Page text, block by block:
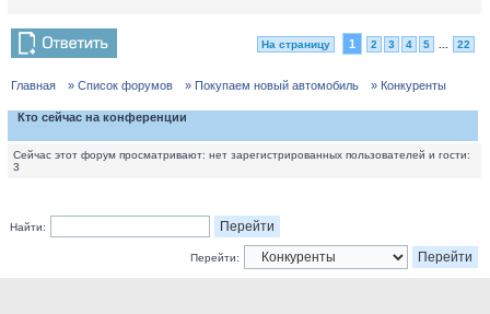
На страницу 1 2 3 4 5 22
Главная » Список форумов » Покупаем новый автомобиль » Конкуренты
Кто сейчас на конференции
Сейчас этот форум просматривают: нет зарегистрированных пользователей и гости:
3
Найти:
Перейти: